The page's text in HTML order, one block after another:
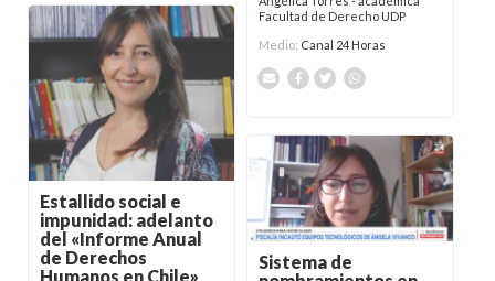
Facultad de Derecho UDP
Medio: Canal 24 Horas
Estallido social e
impunidad: adelanto
del «Informe Anual
de Derechos
Humanos en Chile»
Sistema de